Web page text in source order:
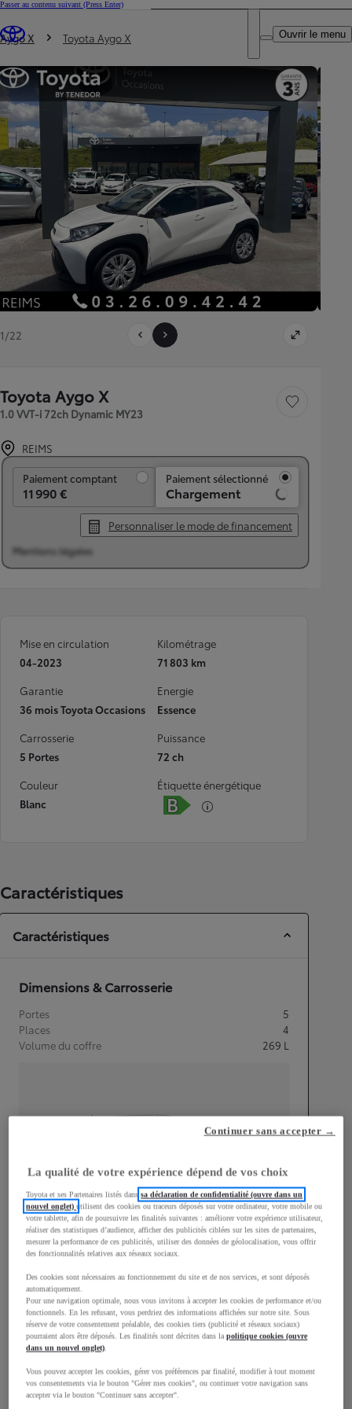
Passer au contenu suivant (Press Enter)
Trouvez un partenaire Toyota
DEALER NAME
Ouvrir le menu
Vous êtes ici
Aygo X Toyota Aygo X
1/22
Toyota Aygo X
1.0 VVT-i 72ch Dynamic MY23
Sauvegarder le
REIMS
Paiement comptant
11 990 €
Paiement sélectionné
Chargement
Personnaliser le mode de financement
Mentions légales
Mise en circulation
04-2023
Kilométrage
71 803 km
Garantie
36 mois Toyota Occasions
Energie
Essence
Carrosserie
5 Portes
Puissance
72 ch
Couleur
Blanc
Étiquette énergétique
Caractéristiques
Caractéristiques
Dimensions & Carrosserie
Portes
5
Places
4
Volume du coffre
269 L
Longueur
3 700mm
Hauteur
1 510
Largeur
1 740mm
Consommation mixte
La qualité de votre expérience dépend de vos choix
Toyota et ses Partenaires listés danssa déclaration de confidentialité (ouvre dans un
nouvel onglet)utilisent des cookies ou traceurs déposés sur votre ordinateur, votre mobile ou
votre tablette, afin de poursuivre les finalités suivantes : améliorer votre expérience utilisateur,
réaliser des statistiques d’audience, afficher des publicités ciblées sur les sites de partenaires,
mesurer la performance de ces publicités, utiliser des données de géolocalisation, vous offrir
des fonctionnalités relatives aux réseaux sociaux.
Des cookies sont nécessaires au fonctionnement du site et de nos services, et sont déposés
automatiquement.
Pour une navigation optimale, nous vous invitons à accepter les cookies de performance et/ou
fonctionnels. En les refusant, vous perdriez des informations affichées sur notre site. Sous
réserve de votre consentement préalable, des cookies tiers (publicité et réseaux sociaux)
pourraient alors être déposés. Les finalités sont décrites dans lapolitique cookies (ouvre
dans un nouvel onglet)
Vous pouvez accepter les cookies, gérer vos préférences par finalité, modifier à tout moment
vos consentements via le bouton "Gérer mes cookies", ou continuer votre navigation sans
accepter via le bouton "Continuer sans accepter".
Continuer sans accepter →